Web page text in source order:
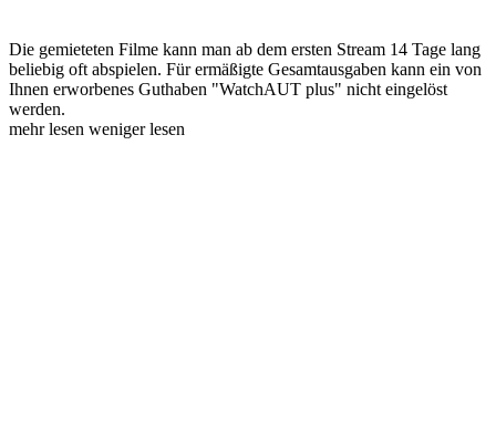
Die gemieteten Filme kann man ab dem ersten Stream 14 Tage lang
beliebig oft abspielen. Für ermäßigte Gesamtausgaben kann ein von
Ihnen erworbenes Guthaben "WatchAUT plus" nicht eingelöst
werden.
mehr lesen weniger lesen